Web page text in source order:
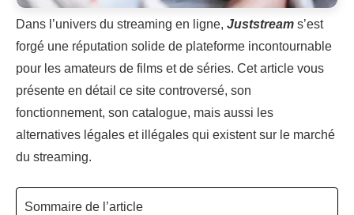
Dans l’univers du streaming en ligne, Juststream s’est
forgé une réputation solide de plateforme incontournable
pour les amateurs de films et de séries. Cet article vous
présente en détail ce site controversé, son
fonctionnement, son catalogue, mais aussi les
alternatives légales et illégales qui existent sur le marché
du streaming.
Sommaire de l’article